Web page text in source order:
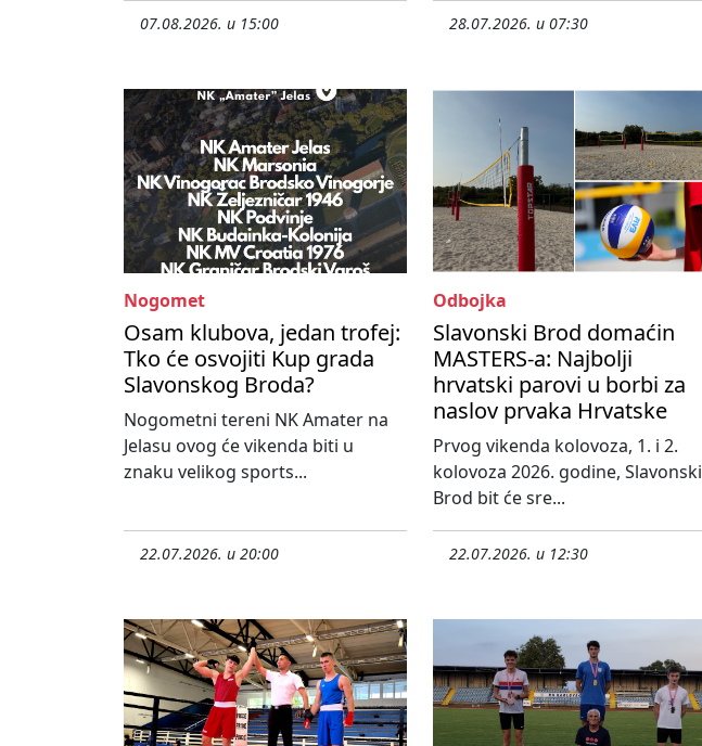
07.08.2026. u 15:00 28.07.2026. u 07:30
Nogomet
Osam klubova, jedan trofej:
Tko će osvojiti Kup grada
Slavonskog Broda?
Nogometni tereni NK Amater na
Jelasu ovog će vikenda biti u
znaku velikog sports...
22.07.2026. u 20:00
Odbojka
Slavonski Brod domaćin
MASTERS-a: Najbolji
hrvatski parovi u borbi za
naslov prvaka Hrvatske
Prvog vikenda kolovoza, 1. i 2.
kolovoza 2026. godine, Slavonski
Brod bit će sre...
22.07.2026. u 12:30